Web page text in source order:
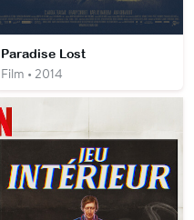
Paradise Lost
Film • 2014